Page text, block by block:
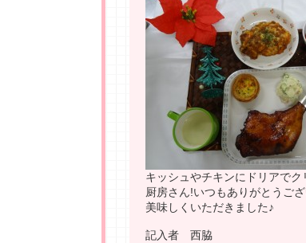
キッシュやチキンにドリアで
厨房さん!いつもありがとうご
美味しくいただきました♪
記入者 西脇